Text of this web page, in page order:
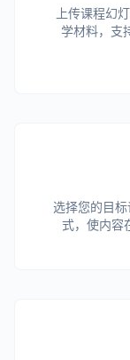
上传课程幻
学材料，支
选择您的目
式，使内容